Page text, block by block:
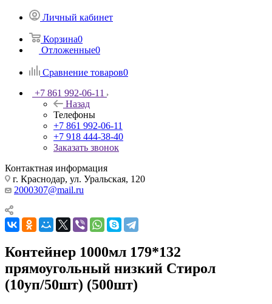
Личный кабинет
Корзина0
Отложенные0
Сравнение товаров0
+7 861 992-06-11
Назад
Телефоны
+7 861 992-06-11
+7 918 444-38-40
Заказать звонок
Контактная информация
г. Краснодар, ул. Уральская, 120
2000307@mail.ru
Контейнер 1000мл 179*132
прямоугольный низкий Стирол
(10уп/50шт) (500шт)